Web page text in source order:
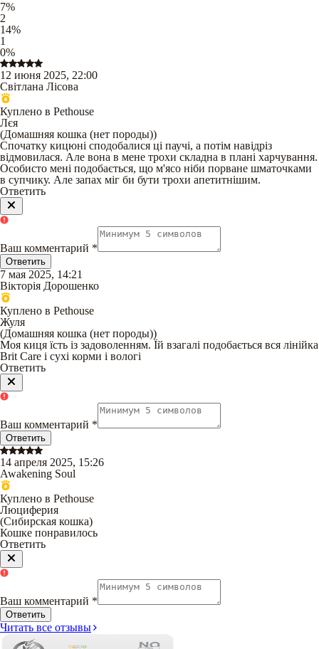
7%
2
14%
1
0%
12 июня 2025, 22:00
Світлана Лісова
Куплено в Pethouse
Лєя
(Домашняя кошка (нет породы))
Спочатку кицюні сподобалися ці паучі, а потім навідріз
відмовилася. Але вона в мене трохи складна в плані харчування.
Особисто мені подобається, що м'ясо ніби порване шматочками
в супчику. Але запах міг би бути трохи апетитнішим.
Ответить
Ваш комментарий *
Ответить
7 мая 2025, 14:21
Вікторія Дорошенко
Куплено в Pethouse
Жуля
(Домашняя кошка (нет породы))
Моя киця їсть із задоволенням. Їй взагалі подобається вся лінійка
Brit Care і сухі корми і вологі
Ответить
Ваш комментарий *
Ответить
14 апреля 2025, 15:26
Awakening Soul
Куплено в Pethouse
Люциферия
(Сибирская кошка)
Кошке понравилось
Ответить
Ваш комментарий *
Ответить
Читать все отзывы